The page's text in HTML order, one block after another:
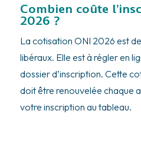
Combien coûte
2026 ?
La cotisation ONI 2026 est
libéraux. Elle est à régler en
dossier d’inscription. Cette
doit être renouvelée chaque
votre inscription au tableau.